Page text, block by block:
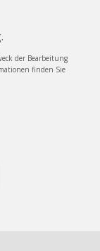
der Bearbeitung
finden Sie